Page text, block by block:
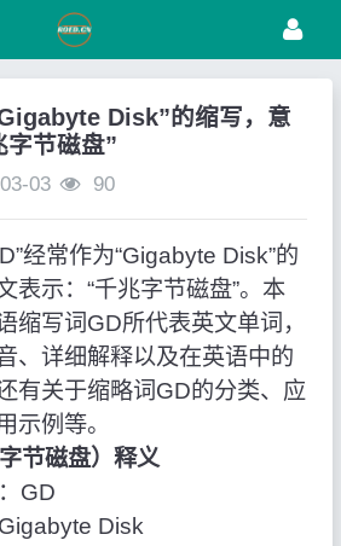
Disk”的缩写，意
字节磁盘”
03 90
经常作为“Gigabyte Disk”的
表示：“千兆字节磁盘”。本
缩写词GD所代表英文单词，
、详细解释以及在英语中的
有关于缩略词GD的分类、应
示例等。
节磁盘）释义
GD
Disk